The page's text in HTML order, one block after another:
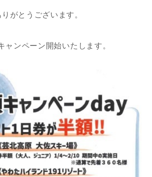
がとうございます。
ャンペーン開始いたします。